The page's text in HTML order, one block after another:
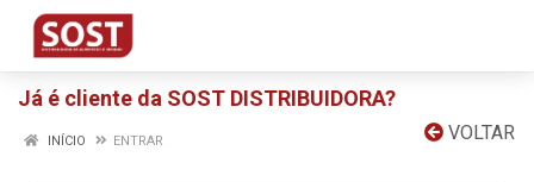
Já é cliente da SOST DISTRIBUIDORA?
VOLTAR
INÍCIO ENTRAR